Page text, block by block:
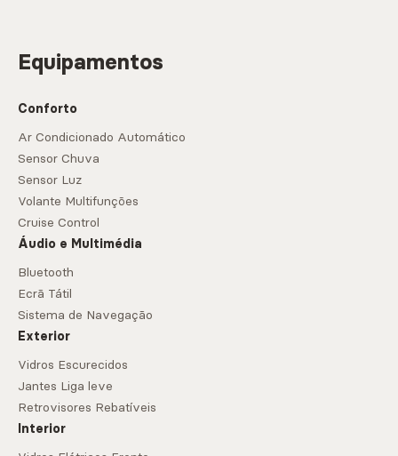
Equipamentos
Conforto
Ar Condicionado Automático
Sensor Chuva
Sensor Luz
Volante Multifunções
Cruise Control
Áudio e Multimédia
Bluetooth
Ecrã Tátil
Sistema de Navegação
Exterior
Vidros Escurecidos
Jantes Liga leve
Retrovisores Rebatíveis
Interior